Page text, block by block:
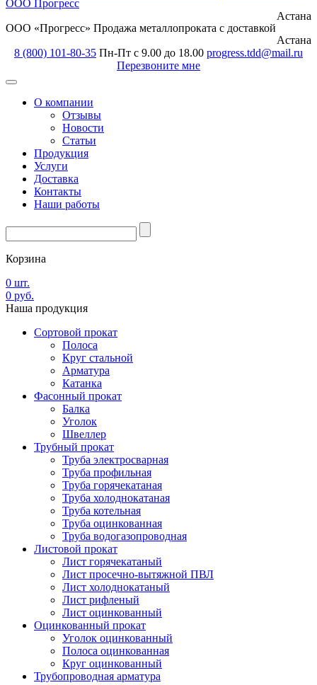
ООО «Прогресс» Продажа металлопроката с доставкой
Астана
Астана
8 (800) 101-80-35 Пн-Пт с 9.00 до 18.00 progress.tdd@mail.ru
Перезвоните мне
О компании
Отзывы
Новости
Статьи
Продукция
Услуги
Доставка
Контакты
Наши работы
Корзина
0 шт.
0 руб.
Наша продукция
Сортовой прокат
Полоса
Круг стальной
Арматура
Катанка
Фасонный прокат
Балка
Уголок
Швеллер
Трубный прокат
Труба электросварная
Труба профильная
Труба горячекатаная
Труба холоднокатаная
Труба котельная
Труба оцинкованная
Труба водогазопроводная
Листовой прокат
Лист горячекатаный
Лист просечно-вытяжной ПВЛ
Лист холоднокатаный
Лист рифленый
Лист оцинкованный
Оцинкованный прокат
Уголок оцинкованный
Полоса оцинкованная
Круг оцинкованный
Трубопроводная арматура